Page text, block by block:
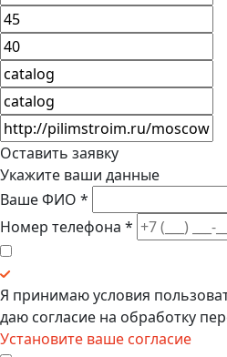
Оставить заявку
Укажите ваши данные
Ваше ФИО *
Номер телефона *
Я принимаю условия
даю согласие на обработку
Установите ваше согласие